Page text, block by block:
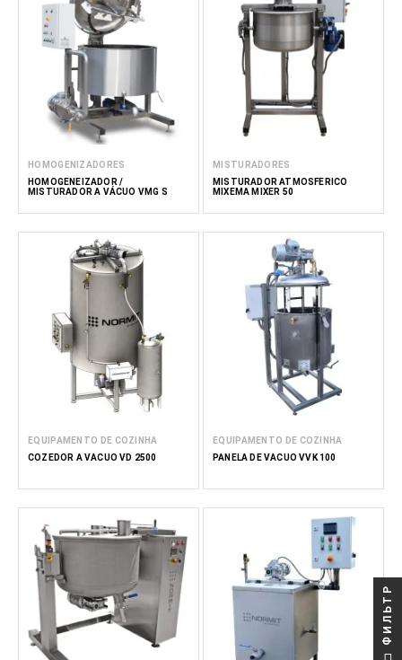
HOMOGENIZADORES
HOMOGENEIZADOR /
MISTURADOR A VÁCUO VMG S
MISTURADORES
MISTURADOR ATMOSFÉRICO
MIXEMA MIXER 50
EQUIPAMENTO DE COZINHA
COZEDOR A VÁCUO VD 2500
EQUIPAMENTO DE COZINHA
PANELA DE VÁCUO VVK 100
ФИЛЬТР